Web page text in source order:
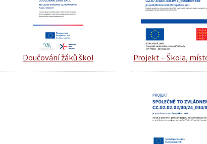
Doučování žáků škol Projekt - Škola,